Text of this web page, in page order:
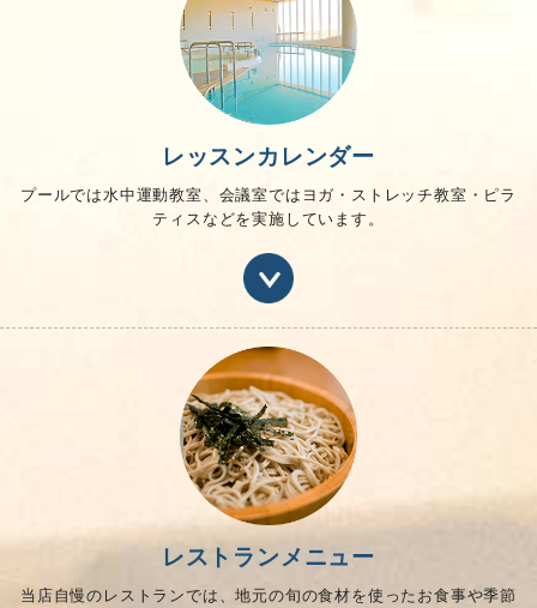
レッスンカレンダー
プールでは水中運動教室、 会議室ではヨガ・ストレッチ教室・ピラ
ティスなどを実施しています。
レストランメニュー
当店自慢のレストランでは、地元の旬の食材を使った お食事や季節